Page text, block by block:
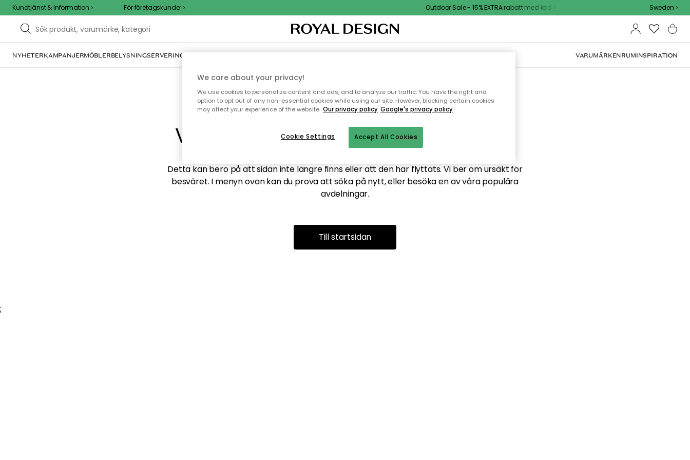
Kundtjänst & Information För företagskunder Outdoor Sale - 15% EXTRA rabatt med kod Sweden
NYHETERKAMPANJERMÖBLERBELYSNINGSERVERING INREDNINGTEXTIL & MATTORKÖKETFÖRVARINGUTEMÖBLER VARUMÄRKENRUMINSPIRATION
Vi hittar tyvärr inte sidan du söker
Detta kan bero på att sidan inte längre finns eller att den har flyttats. Vi ber om ursäkt för
besväret. I menyn ovan kan du prova att söka på nytt, eller besöka en av våra populära
avdelningar.
Till startsidan
;
We care about your privacy!
We use cookies to personalize content and ads, and to analyze our traffic. You have the right and
option to opt out of any non-essential cookies while using our site. However, blocking certain cookies
may affect your experience of the website. Our privacy policy Google's privacy policy
Accept All Cookies
Cookie Settings